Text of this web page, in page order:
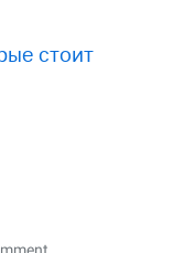
стоит